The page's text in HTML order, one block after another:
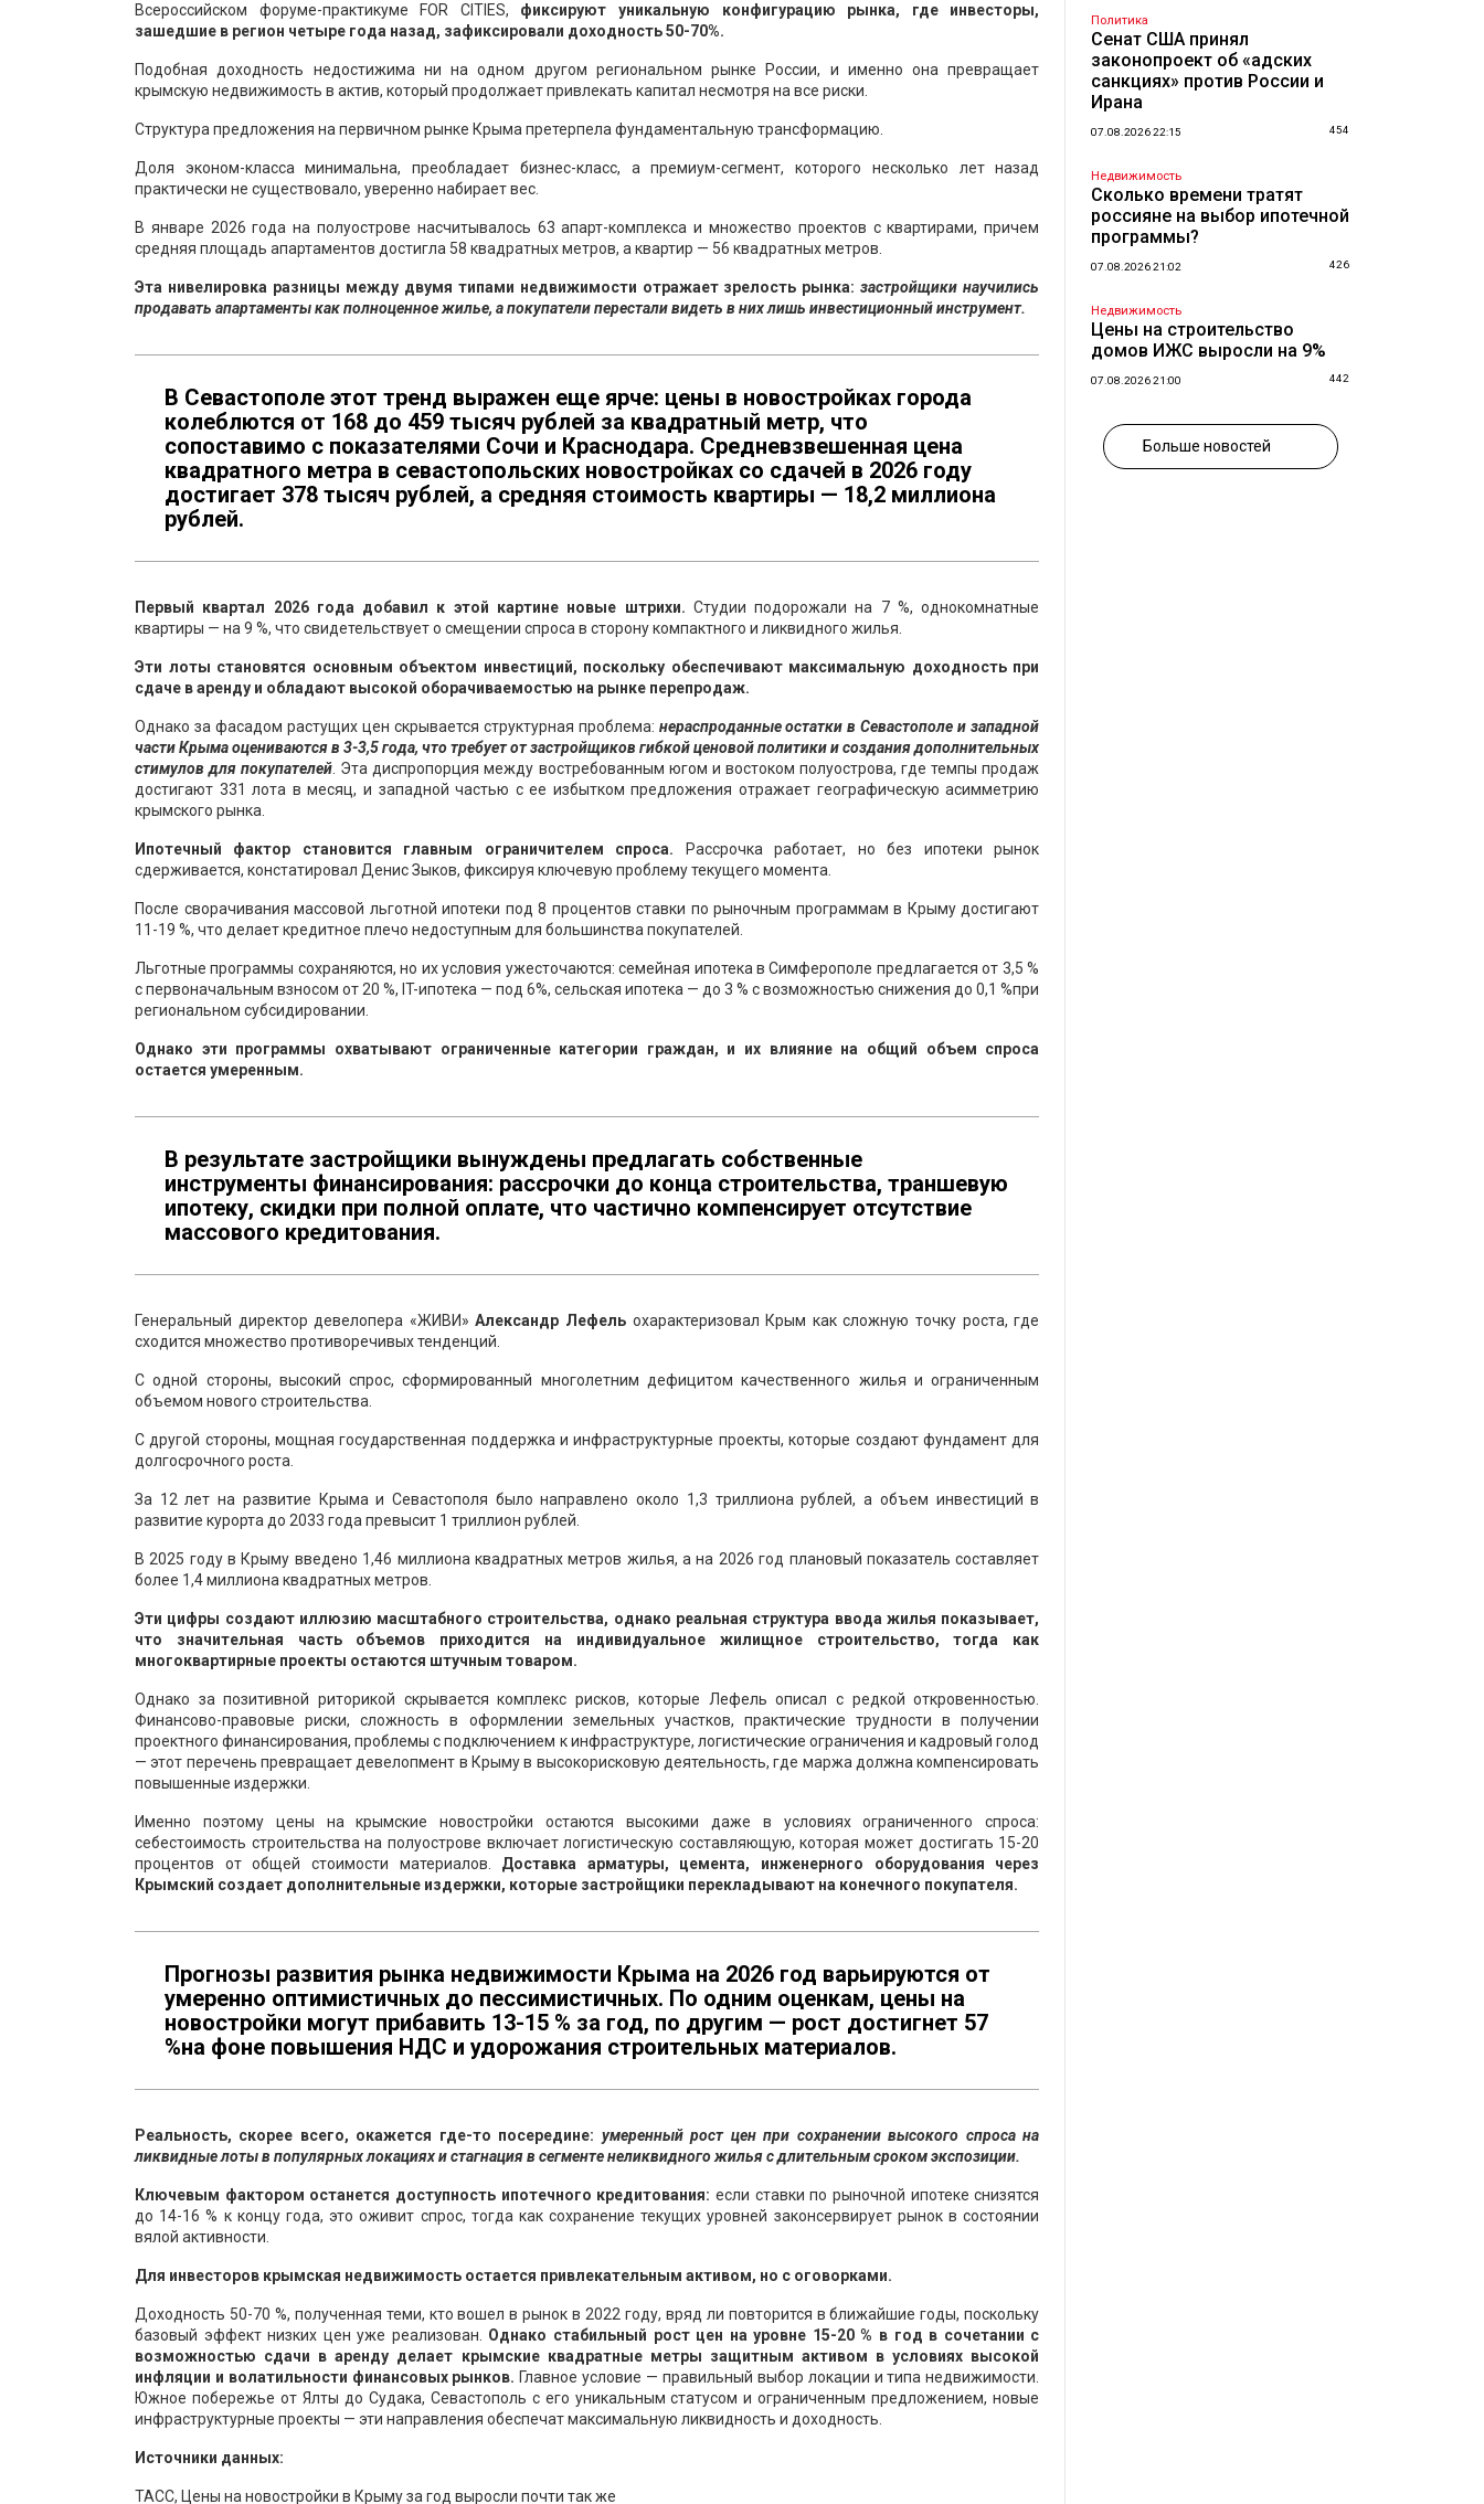
Всероссийском форуме-практикуме FOR CITIES, фиксируют уникальную конфигурацию рынка, где инвесторы,
зашедшие в регион четыре года назад, зафиксировали доходность 50-70%.
Подобная доходность недостижима ни на одном другом региональном рынке России, и именно она превращает
крымскую недвижимость в актив, который продолжает привлекать капитал несмотря на все риски.
Структура предложения на первичном рынке Крыма претерпела фундаментальную трансформацию.
Доля эконом-класса минимальна, преобладает бизнес-класс, а премиум-сегмент, которого несколько лет назад
практически не существовало, уверенно набирает вес.
В январе 2026 года на полуострове насчитывалось 63 апарт-комплекса и множество проектов с квартирами, причем
средняя площадь апартаментов достигла 58 квадратных метров, а квартир — 56 квадратных метров.
Эта нивелировка разницы между двумя типами недвижимости отражает зрелость рынка: застройщики научились
продавать апартаменты как полноценное жилье, а покупатели перестали видеть в них лишь инвестиционный инструмент.
В Севастополе этот тренд выражен еще ярче: цены в новостройках города
колеблются от 168 до 459 тысяч рублей за квадратный метр, что
сопоставимо с показателями Сочи и Краснодара. Средневзвешенная цена
квадратного метра в севастопольских новостройках со сдачей в 2026 году
достигает 378 тысяч рублей, а средняя стоимость квартиры — 18,2 миллиона
рублей.
Первый квартал 2026 года добавил к этой картине новые штрихи. Студии подорожали на 7 %, однокомнатные
квартиры — на 9 %, что свидетельствует о смещении спроса в сторону компактного и ликвидного жилья.
Эти лоты становятся основным объектом инвестиций, поскольку обеспечивают максимальную доходность при
сдаче в аренду и обладают высокой оборачиваемостью на рынке перепродаж.
Однако за фасадом растущих цен скрывается структурная проблема: нераспроданные остатки в Севастополе и западной
части Крыма оцениваются в 3-3,5 года, что требует от застройщиков гибкой ценовой политики и создания дополнительных
стимулов для покупателей. Эта диспропорция между востребованным югом и востоком полуострова, где темпы продаж
достигают 331 лота в месяц, и западной частью с ее избытком предложения отражает географическую асимметрию
крымского рынка.
Ипотечный фактор становится главным ограничителем спроса. Рассрочка работает, но без ипотеки рынок
сдерживается, констатировал Денис Зыков, фиксируя ключевую проблему текущего момента.
После сворачивания массовой льготной ипотеки под 8 процентов ставки по рыночным программам в Крыму достигают
11-19 %, что делает кредитное плечо недоступным для большинства покупателей.
Льготные программы сохраняются, но их условия ужесточаются: семейная ипотека в Симферополе предлагается от 3,5 %
с первоначальным взносом от 20 %, IT-ипотека — под 6%, сельская ипотека — до 3 % с возможностью снижения до 0,1 %при
региональном субсидировании.
Однако эти программы охватывают ограниченные категории граждан, и их влияние на общий объем спроса
остается умеренным.
В результате застройщики вынуждены предлагать собственные
инструменты финансирования: рассрочки до конца строительства, траншевую
ипотеку, скидки при полной оплате, что частично компенсирует отсутствие
массового кредитования.
Генеральный директор девелопера «ЖИВИ»Александр Лефель охарактеризовал Крым как сложную точку роста, где
сходится множество противоречивых тенденций.
С одной стороны, высокий спрос, сформированный многолетним дефицитом качественного жилья и ограниченным
объемом нового строительства.
С другой стороны, мощная государственная поддержка и инфраструктурные проекты, которые создают фундамент для
долгосрочного роста.
За 12 лет на развитие Крыма и Севастополя было направлено около 1,3 триллиона рублей, а объем инвестиций в
развитие курорта до 2033 года превысит 1 триллион рублей.
В 2025 году в Крыму введено 1,46 миллиона квадратных метров жилья, а на 2026 год плановый показатель составляет
более 1,4 миллиона квадратных метров.
Эти цифры создают иллюзию масштабного строительства, однако реальная структура ввода жилья показывает,
что значительная часть объемов приходится на индивидуальное жилищное строительство, тогда как
многоквартирные проекты остаются штучным товаром.
Однако за позитивной риторикой скрывается комплекс рисков, которые Лефель описал с редкой откровенностью.
Финансово-правовые риски, сложность в оформлении земельных участков, практические трудности в получении
проектного финансирования, проблемы с подключением к инфраструктуре, логистические ограничения и кадровый голод
— этот перечень превращает девелопмент в Крыму в высокорисковую деятельность, где маржа должна компенсировать
повышенные издержки.
Именно поэтому цены на крымские новостройки остаются высокими даже в условиях ограниченного спроса:
себестоимость строительства на полуострове включает логистическую составляющую, которая может достигать 15-20
процентов от общей стоимости материалов. Доставка арматуры, цемента, инженерного оборудования через
Крымский создает дополнительные издержки, которые застройщики перекладывают на конечного покупателя.
Прогнозы развития рынка недвижимости Крыма на 2026 год варьируются от
умеренно оптимистичных до пессимистичных. По одним оценкам, цены на
новостройки могут прибавить 13-15 % за год, по другим — рост достигнет 57
%на фоне повышения НДС и удорожания строительных материалов.
Реальность, скорее всего, окажется где-то посередине: умеренный рост цен при сохранении высокого спроса на
ликвидные лоты в популярных локациях и стагнация в сегменте неликвидного жилья с длительным сроком экспозиции.
Ключевым фактором останется доступность ипотечного кредитования: если ставки по рыночной ипотеке снизятся
до 14-16 % к концу года, это оживит спрос, тогда как сохранение текущих уровней законсервирует рынок в состоянии
вялой активности.
Для инвесторов крымская недвижимость остается привлекательным активом, но с оговорками.
Доходность 50-70 %, полученная теми, кто вошел в рынок в 2022 году, вряд ли повторится в ближайшие годы, поскольку
базовый эффект низких цен уже реализован. Однако стабильный рост цен на уровне 15-20 % в год в сочетании с
возможностью сдачи в аренду делает крымские квадратные метры защитным активом в условиях высокой
инфляции и волатильности финансовых рынков. Главное условие — правильный выбор локации и типа недвижимости.
Южное побережье от Ялты до Судака, Севастополь с его уникальным статусом и ограниченным предложением, новые
инфраструктурные проекты — эти направления обеспечат максимальную ликвидность и доходность.
Источники данных:
ТАСС, Цены на новостройки в Крыму за год выросли почти так же
Политика
Сенат США принял
законопроект об «адских
санкциях» против России и
Ирана
07.08.2026 22:15 454
Недвижимость
Сколько времени тратят
россияне на выбор ипотечной
программы?
07.08.2026 21:02 426
Недвижимость
Цены на строительство
домов ИЖС выросли на 9%
07.08.2026 21:00 442
Больше новостей